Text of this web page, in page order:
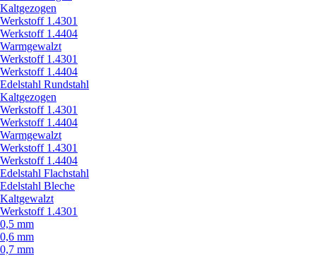
Kaltgezogen
Werkstoff 1.4301
Werkstoff 1.4404
Warmgewalzt
Werkstoff 1.4301
Werkstoff 1.4404
Edelstahl Rundstahl
Kaltgezogen
Werkstoff 1.4301
Werkstoff 1.4404
Warmgewalzt
Werkstoff 1.4301
Werkstoff 1.4404
Edelstahl Flachstahl
Edelstahl Bleche
Kaltgewalzt
Werkstoff 1.4301
0,5 mm
0,6 mm
0,7 mm